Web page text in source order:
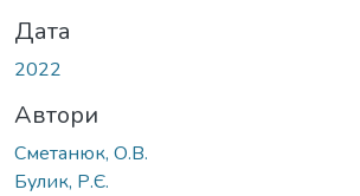
Дата
2022
Автори
Сметанюк, О.В.
Булик, Р.Є.